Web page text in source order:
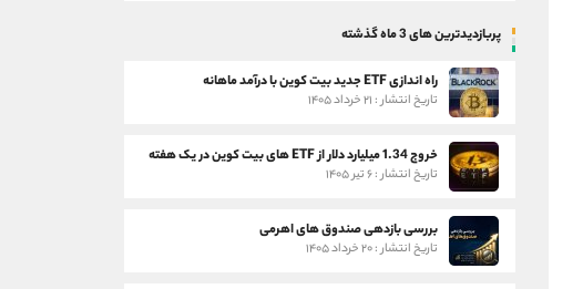
پربازدیدترین های 3 ماه گذشته
راه اندازی ETF جدید بیت کوین با درآمد ماهانه
تاریخ انتشار : ۲۱ خرداد ۱۴۰۵
خروج 1.34 میلیارد دلار از ETF های بیت کوین در یک هفته
تاریخ انتشار : ۶ تیر ۱۴۰۵
بررسی بازدهی صندوق های اهرمی
تاریخ انتشار : ۲۰ خرداد ۱۴۰۵